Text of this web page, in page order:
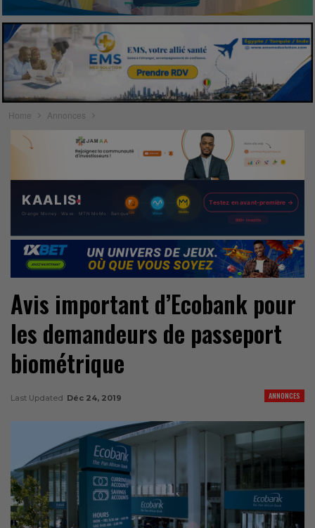
Home Annonces
Avis important d’Ecobank pour
les demandeurs de passeport
biométrique
ANNONCES
Last Updated Déc 24, 2019